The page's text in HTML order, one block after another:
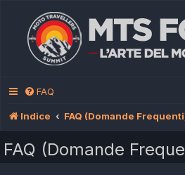
FAQ
Indice FAQ (Domande
FAQ (Domande